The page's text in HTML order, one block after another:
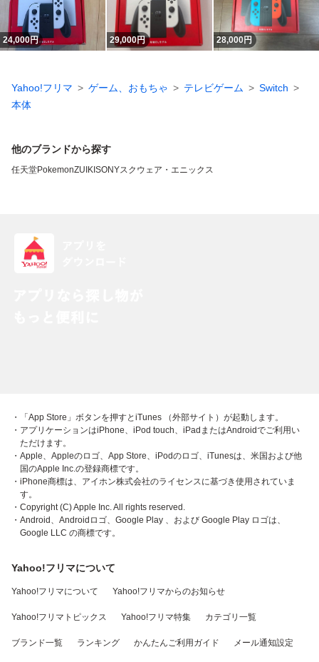
24,000円 29,000円 28,000円
Yahoo!フリマ ゲーム、おもちゃ テレビゲーム
Switch
本体
他のブランドから探す
任天堂PokemonZUIKI SONYスクウェア・エニックス
・「App Store」ボタンを押すとiTunes （外部サイト）が起動します。
・アプリケーションはiPhone、iPod touch、iPadまたはAndroidでご利用い
ただけます。
・Apple、Appleのロゴ、App Store、iPodのロゴ、iTunesは、米国および他
国のApple Inc.の登録商標です。
・iPhone商標は、アイホン株式会社のライセンスに基づき使用されていま
す。
・Copyright (C) Apple Inc. All rights reserved.
・Android、Androidロゴ、Google Play 、および Google Play ロゴは、
Google LLC の商標です。
Yahoo!フリマについて
Yahoo!フリマについて Yahoo!フリマからのお知らせ
Yahoo!フリマトピックス Yahoo!フリマ特集 カテゴリ一覧
ブランド一覧 ランキング かんたんご利用ガイド メール通知設定